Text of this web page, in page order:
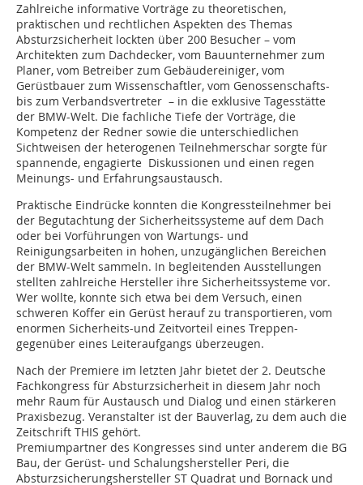
Zahlreiche informative Vorträge zu theoretischen,
praktischen und rechtlichen Aspekten des Themas
Absturzsicherheit lockten über 200 Besucher – vom
Architekten zum Dachdecker, vom Bauunternehmer zum
Planer, vom Betreiber zum Gebäudereiniger, vom
Gerüstbauer zum Wissenschaftler, vom Genossenschafts-
bis zum Verbandsvertreter – in die exklusive Tagesstätte
der BMW-Welt. Die fachliche Tiefe der Vorträge, die
Kompetenz der Redner sowie die unterschiedlichen
Sichtweisen der heterogenen Teilnehmerschar sorgte für
spannende, engagierte Diskussionen und einen regen
Meinungs- und Erfahrungsaustausch.
Praktische Eindrücke konnten die Kongressteilnehmer bei
der Begutachtung der Sicherheitssysteme auf dem Dach
oder bei Vorführungen von Wartungs- und
Reinigungsarbeiten in hohen, unzugänglichen Bereichen
der BMW-Welt sammeln. In begleitenden Ausstellungen
stellten zahlreiche Hersteller ihre Sicherheitssysteme vor.
Wer wollte, konnte sich etwa bei dem Versuch, einen
schweren Koffer ein Gerüst herauf zu transportieren, vom
enormen Sicherheits-und Zeitvorteil eines Treppen-
gegenüber eines Leiteraufgangs überzeugen.
Nach der Premiere im letzten Jahr bietet der 2. Deutsche
Fachkongress für Absturzsicherheit in diesem Jahr noch
mehr Raum für Austausch und Dialog und einen stärkeren
Praxisbezug. Veranstalter ist der Bauverlag, zu dem auch die
Zeitschrift THIS gehört.
Premiumpartner des Kongresses sind unter anderem die BG
Bau, der Gerüst- und Schalungshersteller Peri, die
Absturzsicherungshersteller ST Quadrat und Bornack und